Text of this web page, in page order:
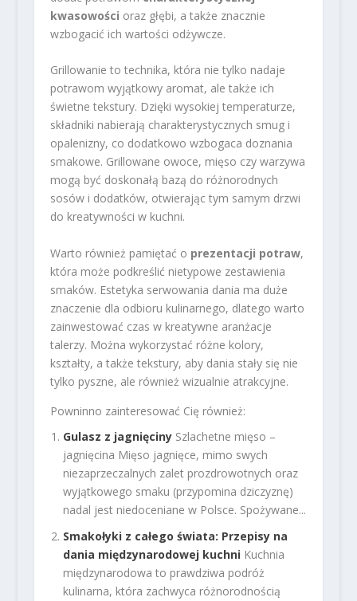
kwasowości oraz głębi, a także znacznie
wzbogacić ich wartości odżywcze.
Grillowanie to technika, która nie tylko nadaje
potrawom wyjątkowy aromat, ale także ich
świetne tekstury. Dzięki wysokiej temperaturze,
składniki nabierają charakterystycznych smug i
opalenizny, co dodatkowo wzbogaca doznania
smakowe. Grillowane owoce, mięso czy warzywa
mogą być doskonałą bazą do różnorodnych
sosów i dodatków, otwierając tym samym drzwi
do kreatywności w kuchni.
Warto również pamiętać o prezentacji potraw,
która może podkreślić nietypowe zestawienia
smaków. Estetyka serwowania dania ma duże
znaczenie dla odbioru kulinarnego, dlatego warto
zainwestować czas w kreatywne aranżacje
talerzy. Można wykorzystać różne kolory,
kształty, a także tekstury, aby dania stały się nie
tylko pyszne, ale również wizualnie atrakcyjne.
Powninno zainteresować Cię również:
Gulasz z jagnięciny Szlachetne mięso –
jagnięcina Mięso jagnięce, mimo swych
niezaprzeczalnych zalet prozdrowotnych oraz
wyjątkowego smaku (przypomina dziczyznę)
nadal jest niedoceniane w Polsce. Spożywane...
Smakołyki z całego świata: Przepisy na
dania międzynarodowej kuchni Kuchnia
międzynarodowa to prawdziwa podróż
kulinarna, która zachwyca różnorodnością